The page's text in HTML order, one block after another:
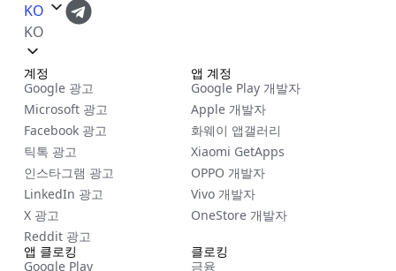
KO
KO
계정
Google 광고
Microsoft 광고
Facebook 광고
틱톡 광고
인스타그램 광고
LinkedIn 광고
X 광고
Reddit 광고
클로킹
금융
앱 계정
Google Play 개발자
Apple 개발자
화웨이 앱갤러리
Xiaomi GetApps
OPPO 개발자
Vivo 개발자
OneStore 개발자
앱 클로킹
Google Play